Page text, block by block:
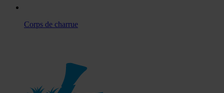
Corps de charrue